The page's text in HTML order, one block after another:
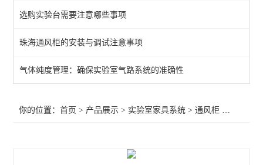
实验室高柜
查看全部 >>
选购实验台需要注意哪些事项
珠海通风柜的安装与调试注意事项
气体纯度管理：确保实验室气路系统的准确性
你的位置：首页 > 产品展示 > 实验室家具系统 >通风柜